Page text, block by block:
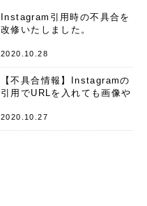
Instagram引用時の不具合を
改修いたしました。
2020.10.28
【不具合情報】Instagramの
引用でURLを入れても画像や
件
2020.10.27